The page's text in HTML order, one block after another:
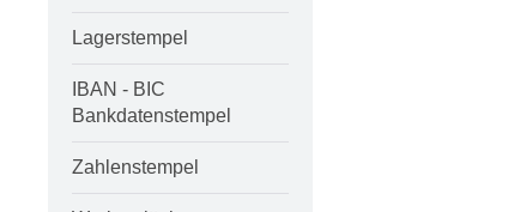
Lagerstempel
IBAN - BIC
Bankdatenstempel
Zahlenstempel